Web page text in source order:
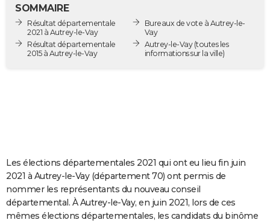
Destinations
City break
Voyage nature
Voyage de noces
Forum
Climat
GUIDES D'ACHAT
COPAINS D'AVANT
Service militaire
Avis de recherche
AVIS DE DÉCÈS
FORUM
SOMMAIRE
Résultat départementale
2021 à Autrey-le-Vay
Résultat départementale
2015 à Autrey-le-Vay
Bureaux de vote à Autrey-le-
Vay
Autrey-le-Vay(toutes les
informations sur la ville)
Les élections départementales 2021 qui ont eu lieu fin juin
2021 à Autrey-le-Vay (département 70) ont permis de
nommer les représentants du nouveau conseil
départemental. À Autrey-le-Vay, en juin 2021, lors de ces
mêmes élections départementales, les candidats du binôme